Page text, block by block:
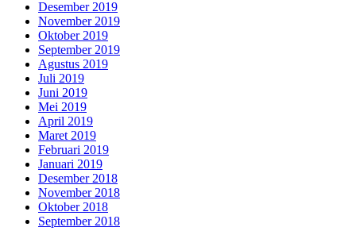
Desember 2019
November 2019
Oktober 2019
September 2019
Agustus 2019
Juli 2019
Juni 2019
Mei 2019
April 2019
Maret 2019
Februari 2019
Januari 2019
Desember 2018
November 2018
Oktober 2018
September 2018